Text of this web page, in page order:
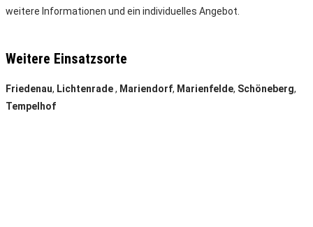
weitere Informationen und ein individuelles Angebot.
Weitere Einsatzsorte
Friedenau, Lichtenrade, Mariendorf, Marienfelde, Schöneberg,
Tempelhof